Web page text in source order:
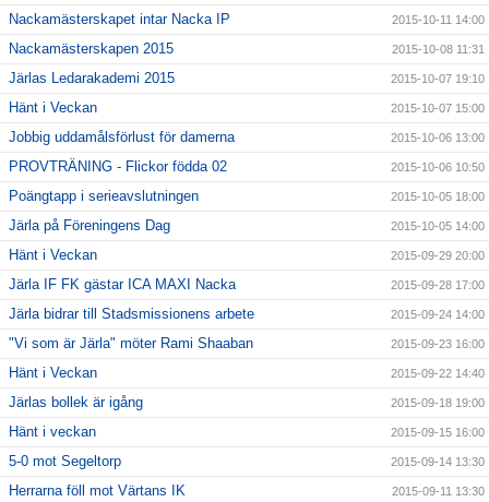
Nackamästerskapet intar Nacka IP 2015-10-11 14:00
Nackamästerskapen 2015 2015-10-08 11:31
Järlas Ledarakademi 2015 2015-10-07 19:10
Hänt i Veckan 2015-10-07 15:00
Jobbig uddamålsförlust för damerna 2015-10-06 13:00
PROVTRÄNING - Flickor födda 02 2015-10-06 10:50
Poängtapp i serieavslutningen 2015-10-05 18:00
Järla på Föreningens Dag 2015-10-05 14:00
Hänt i Veckan 2015-09-29 20:00
Järla IF FK gästar ICA MAXI Nacka 2015-09-28 17:00
Järla bidrar till Stadsmissionens arbete 2015-09-24 14:00
"Vi som är Järla" möter Rami Shaaban 2015-09-23 16:00
Hänt i Veckan 2015-09-22 14:40
Järlas bollek är igång 2015-09-18 19:00
Hänt i veckan 2015-09-15 16:00
5-0 mot Segeltorp 2015-09-14 13:30
Herrarna föll mot Värtans IK 2015-09-11 13:30